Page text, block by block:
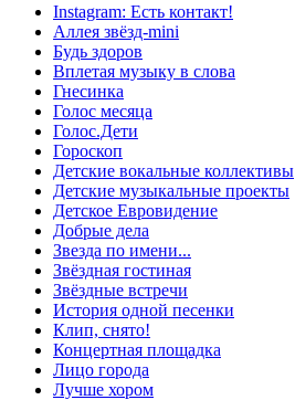
Instagram: Есть контакт!
Аллея звёзд-mini
Будь здоров
Вплетая музыку в слова
Гнесинка
Голос месяца
Голос.Дети
Гороскоп
Детские вокальные коллективы
Детские музыкальные проекты
Детское Евровидение
Добрые дела
Звезда по имени...
Звёздная гостиная
Звёздные встречи
История одной песенки
Клип, снято!
Концертная площадка
Лицо города
Лучше хором